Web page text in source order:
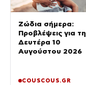
Ζώδια σήμερα:
Προβλέψεις για τη
Δευτέρα 10
Αυγούστου 2026
COUSCOUS.GR